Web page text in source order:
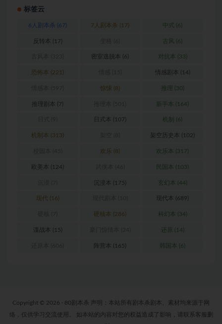
标签云
6人剧本杀 (67) 7人剧本杀 (17) 中式 (6)
反转本 (17) 古风 (6)
密室逃脱本 (6) 对抗本 (33)
恐怖本 (221) 情感剧本 (14)
惊悚 (8) 推理 (30)
推理剧本 (7) 新手本 (164)
日式本 (107) 机制 (6)
机制本 (313) 架空历史本 (102)
欢乐 (8) 欢乐本 (317)
欧美本 (124) 民国本 (103)
沉浸本 (175) 玄幻本 (44)
现代 (16) 现代本 (689)
硬核本 (286) 科幻本 (34)
谍战本 (15) 还原 (14)
阵营本 (165) 韩国本 (6)
Copyright © 2026 · 80剧本杀 声明：本站所有剧本杀剧本、素材均来源于网
络，仅供学习交流使用。 如本站的内容对您的权益造成了影响，请联系客服删